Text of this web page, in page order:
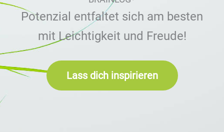
Potenzial entfaltet sich am besten
mit Leichtigkeit und Freude!
Lass dich inspirieren